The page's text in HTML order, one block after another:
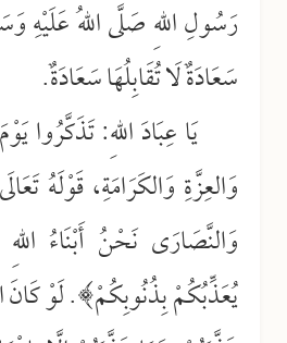
رَسُولِ اللهِ صَلَّى اللهُ عَلَيْهِ
سَعَادَةٌ لَا تُقَابِلُهَا سَعَادَةٌ.
يَا عِبَادَ اللهِ: تَذَكَّرُوا
وَالعِزَّةِ وَالكَرَامَةِ، قَوْلَهُ
وَالنَّصَارَى نَحْنُ أَبْنَاءُ
يُعَذِّبُكُمْ بِذُنُوبِكُمْ﴾. لَوْ كَانَ